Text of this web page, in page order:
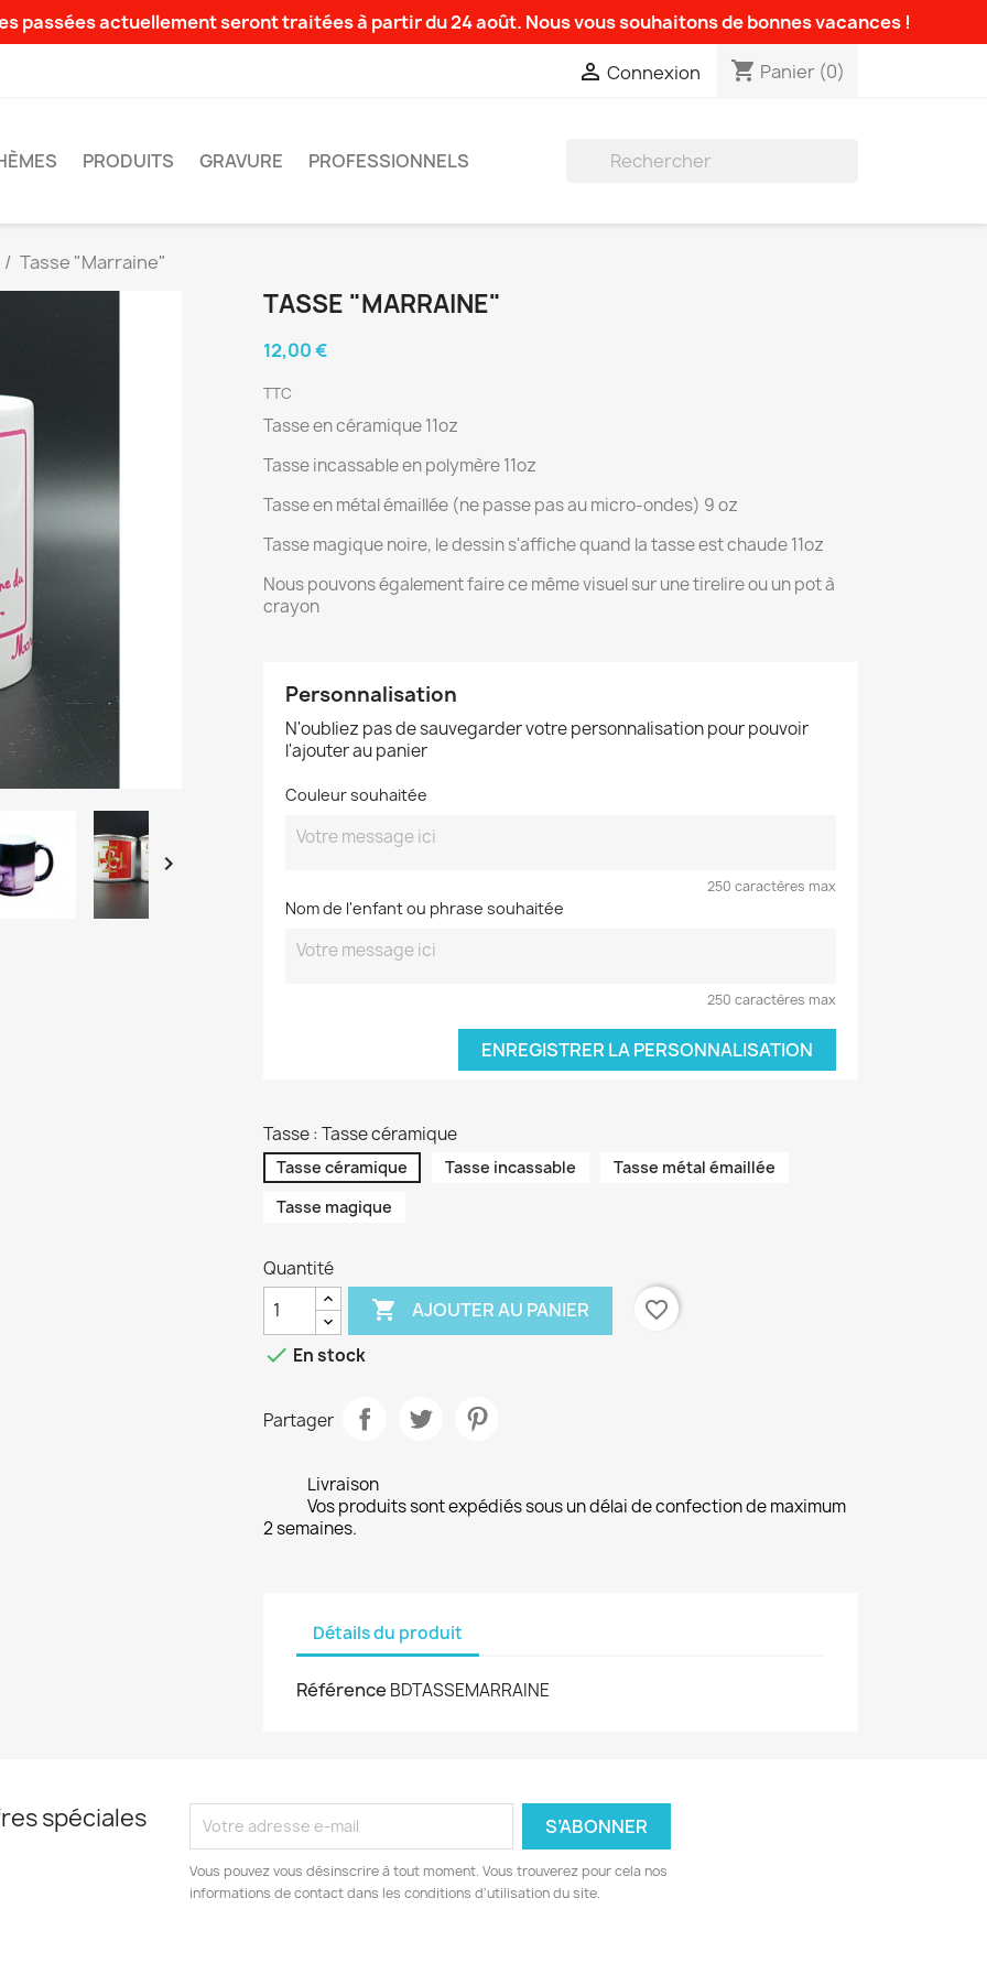
passées actuellement seront traitées à partir du 24 août. Nous vous souhaitons de bonnes vacances !
 Connexion shopping_cart Panier (0)
PRODUITS GRAVURE PROFESSIONNELS
Tasse "Marraine"

TASSE "MARRAINE"
12,00 €
TTC
Tasse en céramique 11oz
Tasse incassable en polymère 11oz
Tasse en métal émaillée (ne passe pas au micro-ondes) 9 oz
Tasse magique noire, le dessin s'affiche quand la tasse est chaude 11oz
Nous pouvons également faire ce même visuel sur une tirelire ou un pot à
crayon
Personnalisation
N'oubliez pas de sauvegarder votre personnalisation pour pouvoir
l'ajouter au panier
Couleur souhaitée
250 caractères max
Nom de l'enfant ou phrase souhaitée
250 caractères max
ENREGISTRER LA PERSONNALISATION
Tasse : Tasse céramique
Tasse céramique Tasse incassable
Tasse métal émaillée
Tasse magique
Quantité
 AJOUTER AU PANIER
favorite_border
 En stock
Partager
Livraison
Vos produits sont expédiés sous un délai de confection de maximum
2 semaines.
Détails du produit
Référence BDTASSEMARRAINE
spéciales
Vous pouvez vous désinscrire à tout moment. Vous trouverez pour cela nos
informations de contact dans les conditions d'utilisation du site.